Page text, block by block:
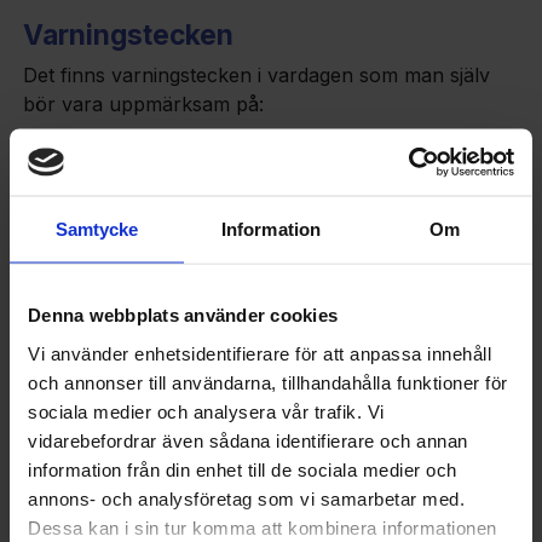
Samtycke Information Om
Denna webbplats använder cookies
Vi använder enhetsidentifierare för att anpassa innehåll
och annonser till användarna, tillhandahålla funktioner för
sociala medier och analysera vår trafik. Vi
vidarebefordrar även sådana identifierare och annan
information från din enhet till de sociala medier och
annons- och analysföretag som vi samarbetar med.
Dessa kan i sin tur komma att kombinera informationen
Varningstecken
Det finns varningstecken i vardagen som man själv
bör vara uppmärksam på:
När det luktar illa från avlopp
höra av sig direkt till oss och kolla om det eventuellt
finns behov av en stamspolning. Vi vill återigen
poängtera vikten av att agera snabbt. Ju längre det
drar ut på tiden, desto större är risken att problemen
blir allvarliga.
Övrig avloppsservice
Förutom stamspolningar erbjuder vi en rad olika